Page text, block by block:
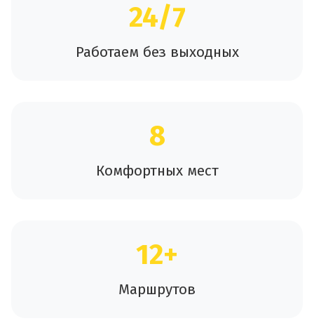
24/7
Работаем без выходных
8
Комфортных мест
12+
Маршрутов